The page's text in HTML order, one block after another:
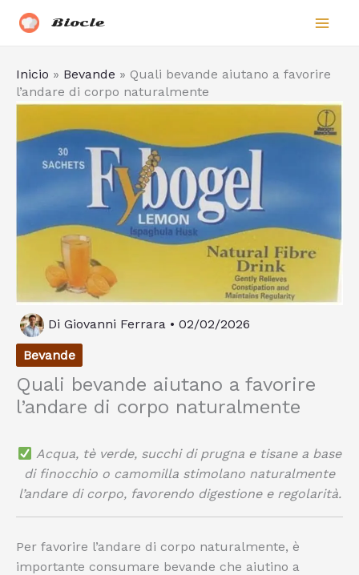
Biocle
Inicio » Bevande » Quali bevande aiutano a favorire
l’andare di corpo naturalmente
Di Giovanni Ferrara • 02/02/2026
Bevande
Quali bevande aiutano a favorire
l’andare di corpo naturalmente
Acqua, tè verde, succhi di prugna e tisane a base
di finocchio o camomilla stimolano naturalmente
l’andare di corpo, favorendo digestione e regolarità.
Per favorire l’andare di corpo naturalmente, è
importante consumare bevande che aiutino a